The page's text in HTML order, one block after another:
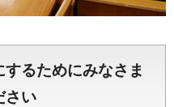
るためにみなさま
さい